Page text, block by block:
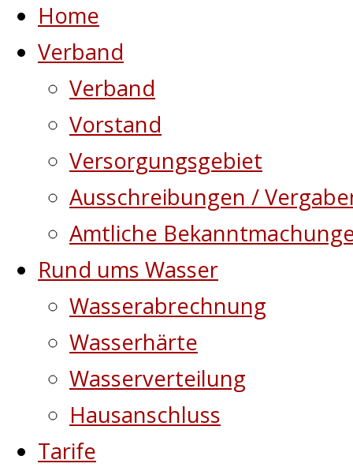
Home
Verband
Verband
Vorstand
Versorgungsgebiet
Ausschreibungen /
Amtliche
Rund ums Wasser
Wasserabrechnung
Wasserhärte
Wasserverteilung
Hausanschluss
Tarife